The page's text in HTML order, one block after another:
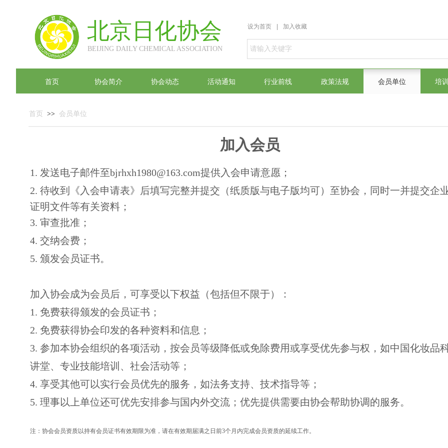
设为首页 加入收藏
北京日化协会
BEIJING DAILY CHEMICAL ASSOCIATION
首页 协会简介 协会动态 活动通知 行业前线 政策法规 会员单位 培
首页 >> 会员单位
加入会员
1. 发送电子邮件至bjrhxh1980@163.com提供入会申请意愿；
2. 待收到《入会申请表》后填写完整并提交（纸质版与电子版均可）至协会，同时一并提交企
证明文件等有关资料；
3. 审查批准；
4. 交纳会费；
5. 颁发会员证书。
加入协会成为会员后，可享受以下权益（包括但不限于）：
1. 免费获得颁发的会员证书；
2. 免费获得协会印发的各种资料和信息；
3. 参加本协会组织的各项活动，按会员等级降低或免除费用或享受优先参与权，如中国化妆品
讲堂、专业技能培训、社会活动等；
4. 享受其他可以实行会员优先的服务，如法务支持、技术指导等；
5. 理事以上单位还可优先安排参与国内外交流；优先提供需要由协会帮助协调的服务。
注：协会会员资质以持有会员证书有效期限为准，请在有效期届满之日前3个月内完成会员资质的延续工作。